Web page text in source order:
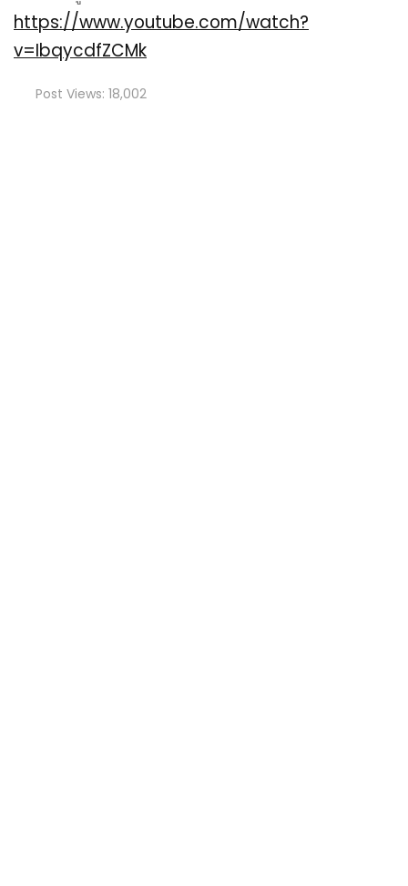
https://www.youtube.com/watch?
v=IbqycdfZCMk
Post Views: 18,002